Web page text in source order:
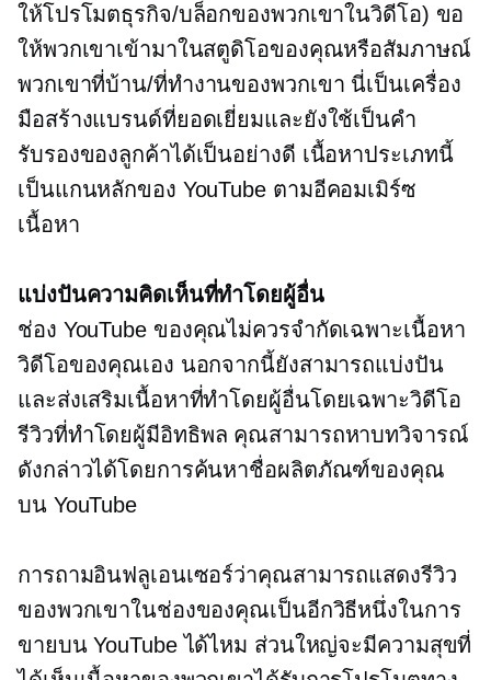
ให้โปรโมตธุรกิจ/บล็อกของพวกเขาในวิดีโอ) ขอ
ให้พวกเขาเข้ามาในสตูดิโอของคุณหรือสัมภาษณ์
พวกเขาที่บ้าน/ที่ทำงานของพวกเขา นี่เป็นเครื่อง
มือสร้างแบรนด์ที่ยอดเยี่ยมและยังใช้เป็นคำ
รับรองของลูกค้าได้เป็นอย่างดี เนื้อหาประเภทนี้
เป็นแกนหลักของ YouTube ตามอีคอมเมิร์ซ
เนื้อหา
แบ่งปันความคิดเห็นที่ทำโดยผู้อื่น
ช่อง YouTube ของคุณไม่ควรจำกัดเฉพาะเนื้อหา
วิดีโอของคุณเอง นอกจากนี้ยังสามารถแบ่งปัน
และส่งเสริมเนื้อหาที่ทำโดยผู้อื่นโดยเฉพาะวิดีโอ
รีวิวที่ทำโดยผู้มีอิทธิพล คุณสามารถหาบทวิจารณ์
ดังกล่าวได้โดยการค้นหาชื่อผลิตภัณฑ์ของคุณ
บน YouTube
การถามอินฟลูเอนเซอร์ว่าคุณสามารถแสดงรีวิว
ของพวกเขาในช่องของคุณเป็นอีกวิธีหนึ่งในการ
ขายบน YouTube ได้ไหม ส่วนใหญ่จะมีความสุขที่